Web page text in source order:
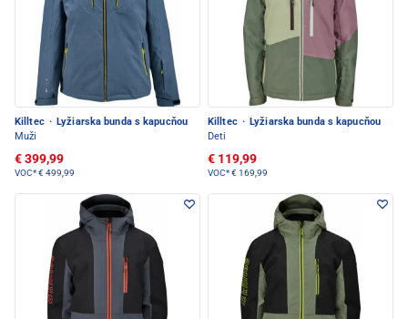
Killtec · Lyžiarska bunda s kapucňou
Muži
€ 399,99
VOC*€ 499,99
Killtec · Lyžiarska bunda s kapucňou
Deti
€ 119,99
VOC*€ 169,99